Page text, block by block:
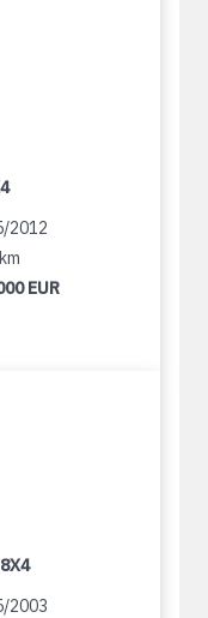
2012
EUR
2003